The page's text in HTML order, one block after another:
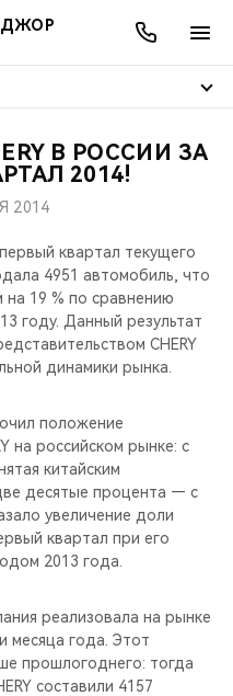
В РОССИИ ЗА
2014!
2014
квартал текущего
4951 автомобиль, что
на 19 % по сравнению
году. Данный результат
CHERY
динамики рынка.
положение
на российском рынке: с
китайским
десятые процента — с
увеличение доли
квартал при его
2013 года.
реализовала на рынке
месяца года. Этот
прошлогоднего: тогда
составили 4157